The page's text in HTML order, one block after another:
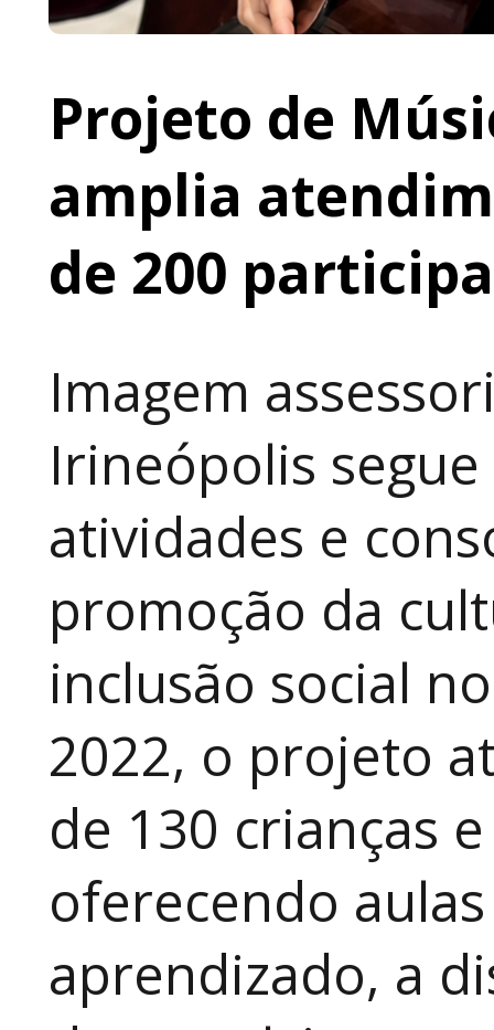
Projeto de
amplia
de 200
Imagem
Irineópolis
atividades e
promoção da
inclusão social
2022, o projeto
de 130 crianças
oferecendo
aprendizado, a